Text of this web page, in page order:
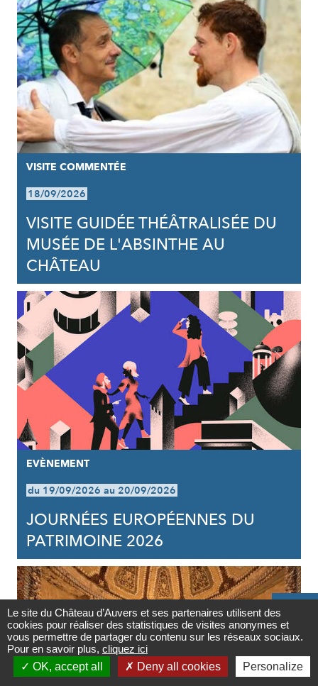
Contact

Newsletter
VISITE COMMENTÉE
18/09/2026
VISITE GUIDÉE THÉÂTRALISÉE DU
MUSÉE DE L'ABSINTHE AU
CHÂTEAU
EVÈNEMENT
du 19/09/2026 au 20/09/2026
JOURNÉES EUROPÉENNES DU
PATRIMOINE 2026
Le site du Château d’Auvers et ses partenaires utilisent des
cookies pour réaliser des statistiques de visites anonymes et
vous permettre de partager du contenu sur les réseaux sociaux.
Pour en savoir plus, cliquez ici
OK, accept all
Deny all cookies Personalize